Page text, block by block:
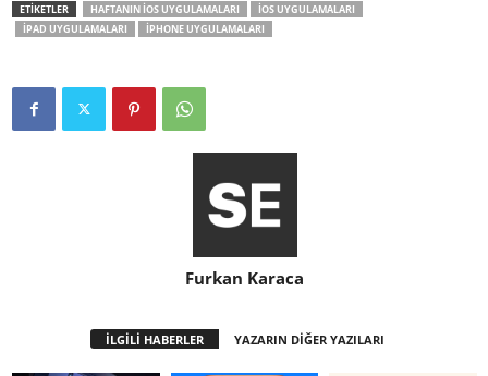
ETİKETLER HAFTANIN IOS UYGULAMALARI
IOS UYGULAMALARI
IPAD UYGULAMALARI
IPHONE UYGULAMALARI
Furkan Karaca
İLGİLİ HABERLER YAZARIN DİĞER YAZILARI